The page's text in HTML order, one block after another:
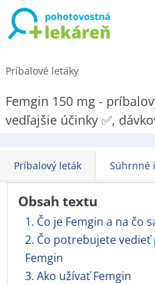
Príbalové letáky
Femgin 150 mg -
vedľajšie účinky ✅,
Príbalový leták Súhrnné
Obsah textu
1. Čo je Femgin a na čo
2. Čo potrebujete
Femgin
3. Ako užívať Femgin